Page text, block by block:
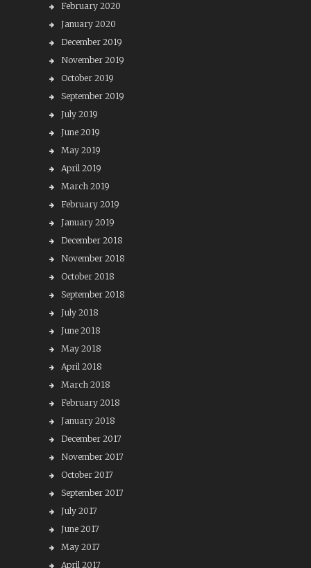
February 2020
January 2020
December 2019
November 2019
October 2019
September 2019
July 2019
June 2019
May 2019
April 2019
March 2019
February 2019
January 2019
December 2018
November 2018
October 2018
September 2018
July 2018
June 2018
May 2018
April 2018
March 2018
February 2018
January 2018
December 2017
November 2017
October 2017
September 2017
July 2017
June 2017
May 2017
April 2017